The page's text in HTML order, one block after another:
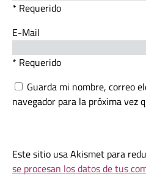
* Requerido
E-Mail
* Requerido
Guarda mi nombre, correo
navegador para la próxima vez
Este sitio usa Akismet para
se procesan los datos de tus